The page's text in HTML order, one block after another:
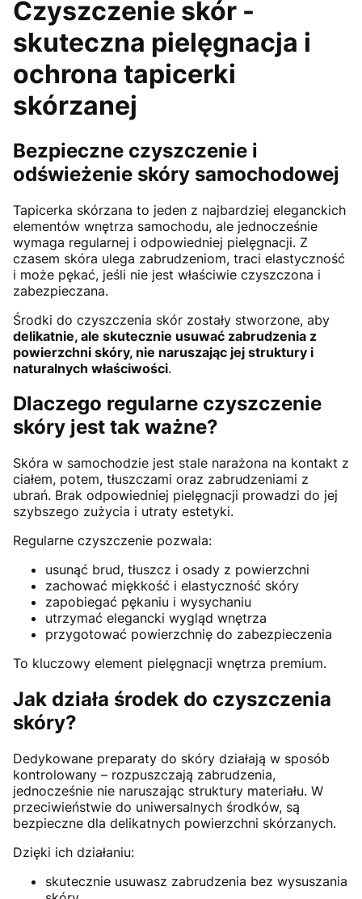
Czyszczenie skór -
skuteczna pielęgnacja i
ochrona tapicerki
skórzanej
Bezpieczne czyszczenie i
odświeżenie skóry samochodowej
Tapicerka skórzana to jeden z najbardziej eleganckich
elementów wnętrza samochodu, ale jednocześnie
wymaga regularnej i odpowiedniej pielęgnacji. Z
czasem skóra ulega zabrudzeniom, traci elastyczność
i może pękać, jeśli nie jest właściwie czyszczona i
zabezpieczana.
Środki do czyszczenia skór zostały stworzone, aby
delikatnie, ale skutecznie usuwać zabrudzenia z
powierzchni skóry, nie naruszając jej struktury i
naturalnych właściwości.
Dlaczego regularne czyszczenie
skóry jest tak ważne?
Skóra w samochodzie jest stale narażona na kontakt z
ciałem, potem, tłuszczami oraz zabrudzeniami z
ubrań. Brak odpowiedniej pielęgnacji prowadzi do jej
szybszego zużycia i utraty estetyki.
Regularne czyszczenie pozwala:
usunąć brud, tłuszcz i osady z powierzchni
zachować miękkość i elastyczność skóry
zapobiegać pękaniu i wysychaniu
utrzymać elegancki wygląd wnętrza
przygotować powierzchnię do zabezpieczenia
To kluczowy element pielęgnacji wnętrza premium.
Jak działa środek do czyszczenia
skóry?
Dedykowane preparaty do skóry działają w sposób
kontrolowany – rozpuszczają zabrudzenia,
jednocześnie nie naruszając struktury materiału. W
przeciwieństwie do uniwersalnych środków, są
bezpieczne dla delikatnych powierzchni skórzanych.
Dzięki ich działaniu:
skutecznie usuwasz zabrudzenia bez wysuszania